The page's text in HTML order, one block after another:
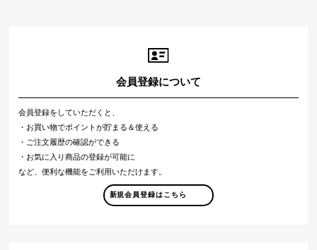
会員登録について
会員登録をしていただくと、
・お買い物でポイントが貯まる＆使える
・ご注文履歴の確認ができる
・お気に入り商品の登録が可能に
など、便利な機能をご利用いただけます。
新規会員登録はこちら